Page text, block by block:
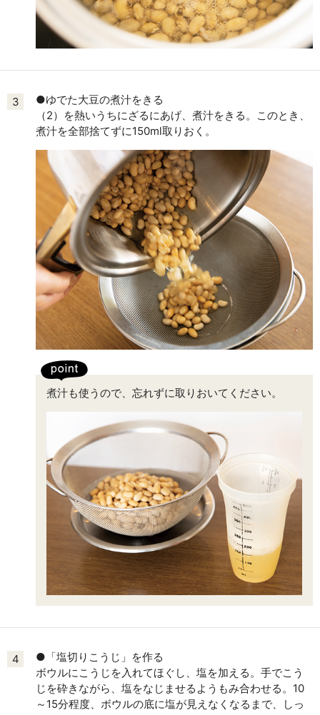
3
●ゆでた大豆の煮汁をきる
（2）を熱いうちにざるにあげ、煮汁をきる。このとき、
煮汁を全部捨てずに150ml取りおく。
煮汁も使うので、忘れずに取りおいてください。
4
●「塩切りこうじ」を作る
ボウルにこうじを入れてほぐし、塩を加える。手でこう
じを砕きながら、塩をなじませるようもみ合わせる。10
～15分程度、ボウルの底に塩が見えなくなるまで、しっ